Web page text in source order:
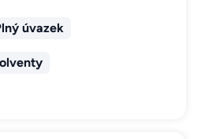
úvazek